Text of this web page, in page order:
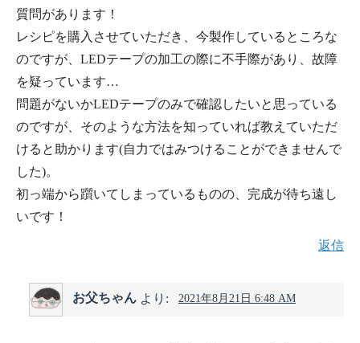
質問があります！
レシピを購入させていただき、今製作しているところな
のですが、LEDテープの加工の際に不手際があり、故障
を疑っています…
問題がないかLEDテープのみで確認したいと思っている
のですが、そのような方法を知っていれば教えていただ
けると助かります(自力ではみつけることができませんで
した)。
初っ端から躓いてしまっているものの、完成が待ち遠し
いです！
返信
お父ちゃん より: 2021年8月21日 6:48 AM